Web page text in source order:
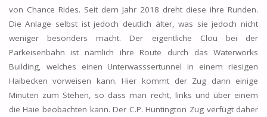
von Chance Rides. Seit dem Jahr 2018 dreht diese ihre Runden.
Die Anlage selbst ist jedoch deutlich älter, was sie jedoch nicht
weniger besonders macht. Der eigentliche Clou bei der
Parkeisenbahn ist nämlich ihre Route durch das Waterworks
Building, welches einen Unterwasssertunnel in einem riesigen
Haibecken vorweisen kann. Hier kommt der Zug dann einige
Minuten zum Stehen, so dass man recht, links und über einem
die Haie beobachten kann. Der C.P. Huntington Zug verfügt daher